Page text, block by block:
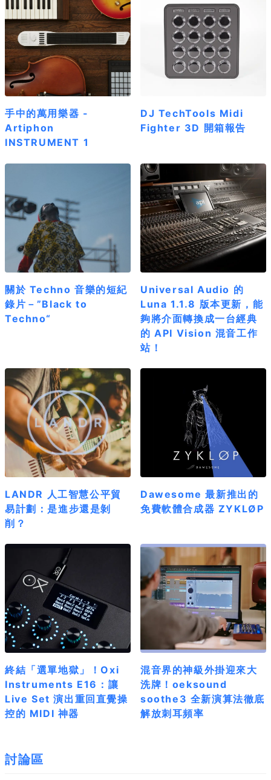
手中的萬用樂器 -
Artiphon
INSTRUMENT 1
DJ TechTools Midi
Fighter 3D 開箱報告
關於 Techno 音樂的短紀
錄片－”Black to
Techno“
Universal Audio 的
Luna 1.1.8 版本更新，能
夠將介面轉換成一台經典
的 API Vision 混音工作
站！
LANDR 人工智慧公平貿
易計劃：是進步還是剝
削？
Dawesome 最新推出的
免費軟體合成器 ZYKLØP
終結「選單地獄」！Oxi
Instruments E16：讓
Live Set 演出重回直覺操
控的 MIDI 神器
混音界的神級外掛迎來大
洗牌！oeksound
soothe3 全新演算法徹底
解放刺耳頻率
討論區